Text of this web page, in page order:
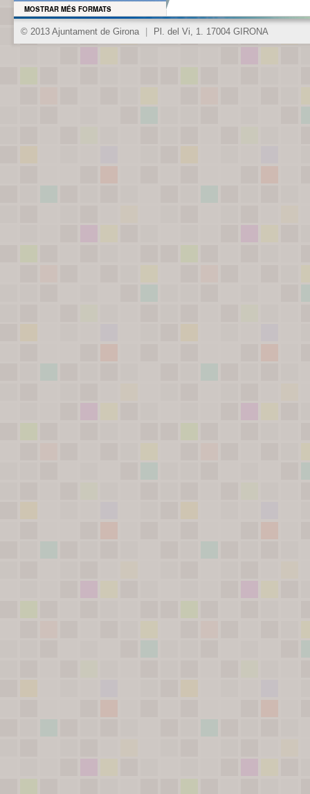
MOSTRAR MÉS FORMATS
© 2013 Ajuntament de Girona Pl. del Vi, 1. 17004 GIRONA